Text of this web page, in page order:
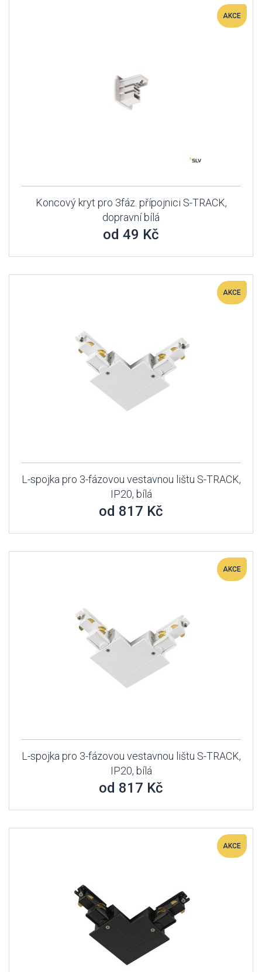
AKCE
Koncový kryt pro 3fáz. přípojnici S-TRACK,
dopravní bílá
od 49 Kč
AKCE
L-spojka pro 3-fázovou vestavnou lištu S-TRACK,
IP20, bílá
od 817 Kč
AKCE
L-spojka pro 3-fázovou vestavnou lištu S-TRACK,
IP20, bílá
od 817 Kč
AKCE